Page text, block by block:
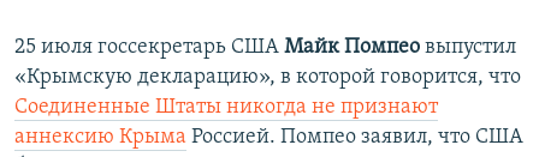
25 июля госсекретарь США Майк Помпео выпустил
«Крымскую декларацию», в которой говорится, что
Соединенные Штаты никогда не признают
аннексию Крыма Россией. Помпео заявил, что США